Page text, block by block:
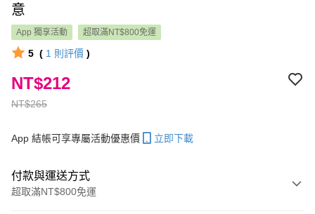
意
App 獨享活動 超取滿NT$800免運
5 ( 1 則評價 )
NT$265
NT$212
App 結帳可享專屬活動優惠價 立即下載
付款與運送方式
超取滿NT$800免運